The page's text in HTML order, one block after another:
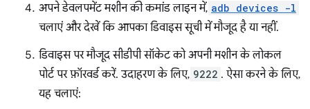
अपने डेवलपमेंट मशीन की कमांड लाइन में, adb devices -l
चलाएं और देखें कि आपका डिवाइस सूची में मौजूद है या नहीं.
डिवाइस पर मौजूद सीडीपी सॉकेट को अपनी मशीन के लोकल
पोर्ट पर फ़ॉरवर्ड करें. उदाहरण के लिए, 9222 . ऐसा करने के लिए,
यह चलाएं: